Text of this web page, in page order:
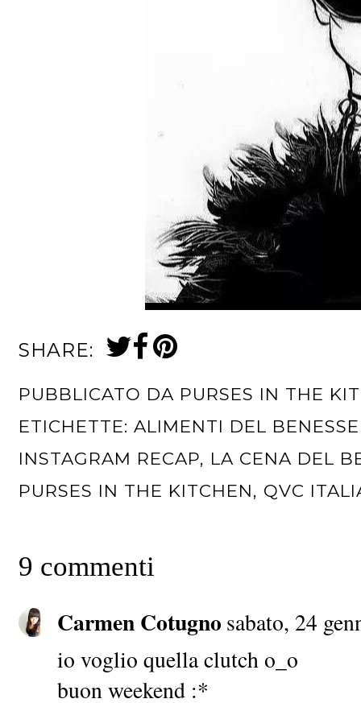
SHARE:
PUBBLICATO DA PURSES IN THE
ETICHETTE: ALIMENTI DEL
INSTAGRAM RECAP, LA CENA DEL
PURSES IN THE KITCHEN, QVC
9 commenti
Carmen Cotugnosabato, 24
io voglio quella clutch o_o
buon weekend :*